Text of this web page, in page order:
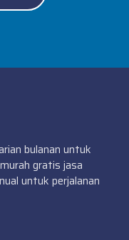
bulanan untuk
gratis jasa
untuk perjalanan